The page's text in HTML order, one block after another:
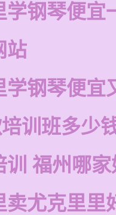
学钢琴便宜
站
学钢琴便宜
训班多少
训 福州哪
卖尤克里里